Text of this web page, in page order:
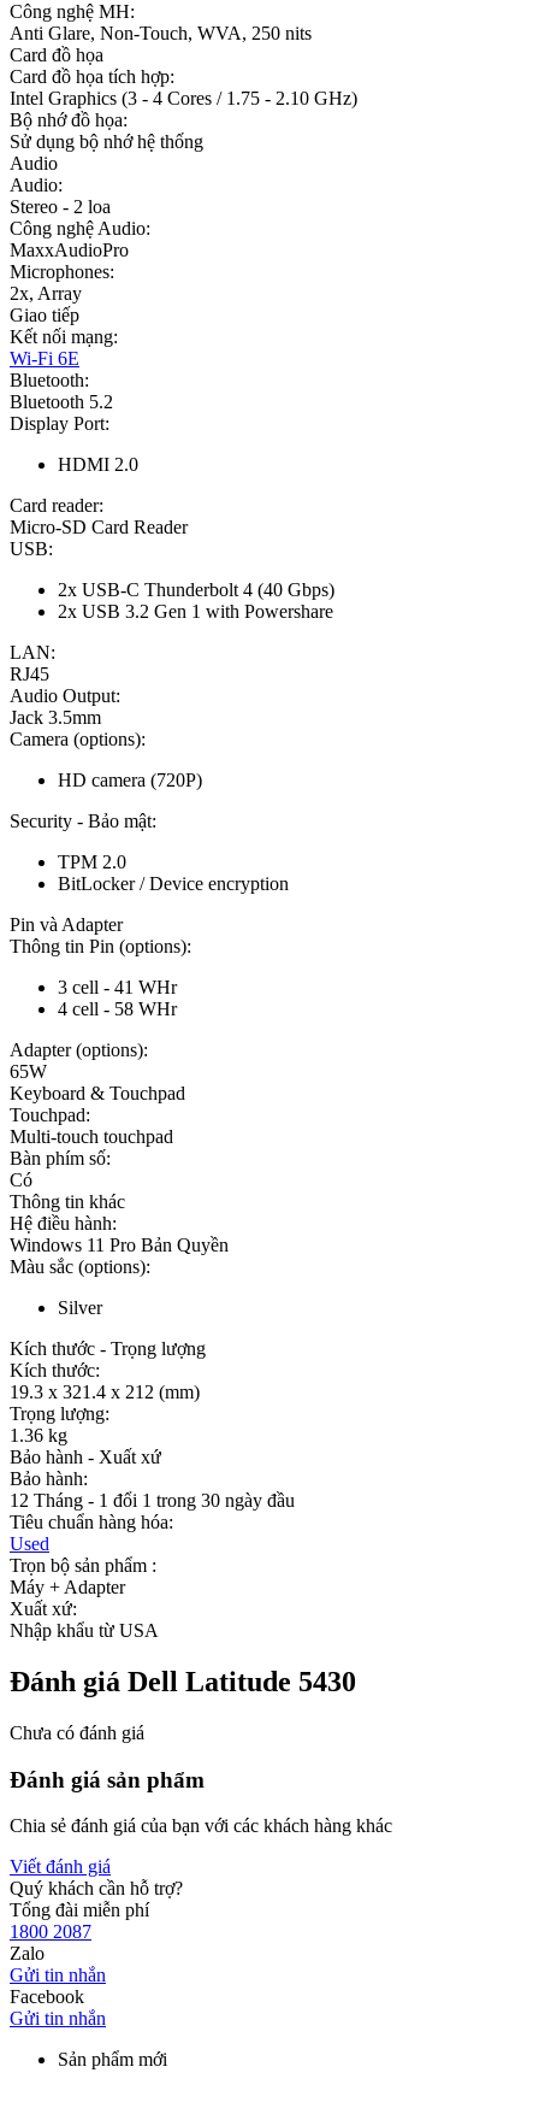
Công nghệ MH:
Anti Glare, Non-Touch, WVA, 250 nits
Card đồ họa
Card đồ họa tích hợp:
Intel Graphics (3 - 4 Cores / 1.75 - 2.10 GHz)
Bộ nhớ đồ họa:
Sử dụng bộ nhớ hệ thống
Audio
Audio:
Stereo - 2 loa
Công nghệ Audio:
MaxxAudioPro
Microphones:
2x, Array
Giao tiếp
Kết nối mạng:
Wi-Fi 6E
Bluetooth:
Bluetooth 5.2
Display Port:
HDMI 2.0
Card reader:
Micro-SD Card Reader
USB:
2x USB-C Thunderbolt 4 (40 Gbps)
2x USB 3.2 Gen 1 with Powershare
LAN:
RJ45
Audio Output:
Jack 3.5mm
Camera (options):
HD camera (720P)
Security - Bảo mật:
TPM 2.0
BitLocker / Device encryption
Pin và Adapter
Thông tin Pin (options):
3 cell - 41 WHr
4 cell - 58 WHr
Adapter (options):
65W
Keyboard & Touchpad
Touchpad:
Multi-touch touchpad
Bàn phím số:
Có
Thông tin khác
Hệ điều hành:
Windows 11 Pro Bản Quyền
Màu sắc (options):
Silver
Kích thước - Trọng lượng
Kích thước:
19.3 x 321.4 x 212 (mm)
Trọng lượng:
1.36 kg
Bảo hành - Xuất xứ
Bảo hành:
12 Tháng - 1 đổi 1 trong 30 ngày đầu
Tiêu chuẩn hàng hóa:
Used
Trọn bộ sản phẩm :
Máy + Adapter
Xuất xứ:
Nhập khẩu từ USA
Đánh giá Dell Latitude 5430
Chưa có đánh giá
Đánh giá sản phẩm
Chia sẻ đánh giá của bạn với các khách hàng khác
Viết đánh giá
Quý khách cần hỗ trợ?
Tổng đài miễn phí
1800 2087
Zalo
Gửi tin nhắn
Facebook
Gửi tin nhắn
Sản phẩm mới